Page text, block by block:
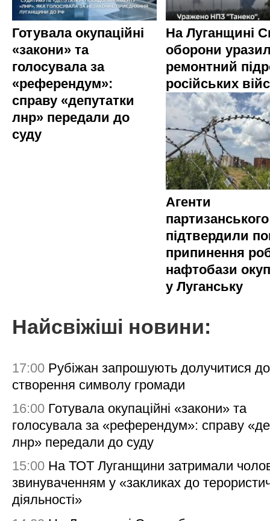
Готувала окупаційні
«закони» та
голосувала за
«референдум»:
справу «депутатки
лнр» передали до
суду
На Луганщині
оборони
ремонтний
російських
Агенти
підтвердили
припинення
нафтобази
у Луганську
Найсвіжіші новини:
17:00 Рубіжан запрошують долучитися до
створення символу громади
16:00 Готувала окупаційні «закони» та
голосувала за «референдум»: справу
лнр» передали до суду
15:00 На ТОТ Луганщини затримали
звинуваченням у «закликах до
діяльності»